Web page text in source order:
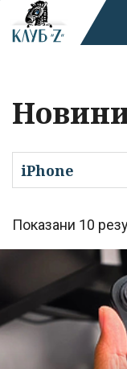
Показани 10